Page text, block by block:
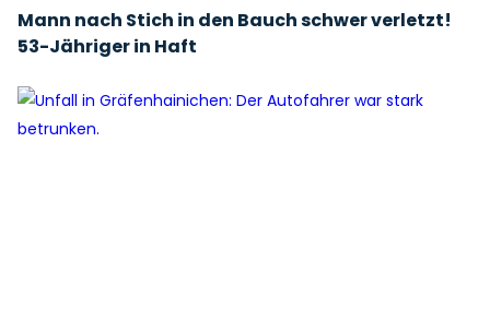
Mann nach Stich in den Bauch schwer verletzt!
53-Jähriger in Haft